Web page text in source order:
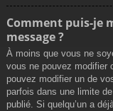
Comment puis-je
message ?
À moins que vous ne
vous ne pouvez modifier
pouvez modifier un de
parfois dans une limite
publié. Si quelqu’un a